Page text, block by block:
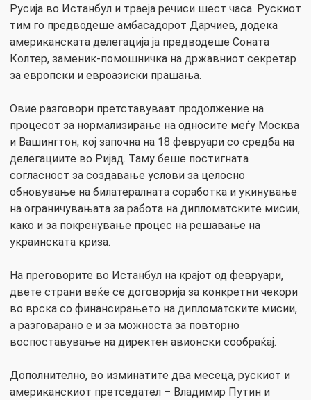
Русија во Истанбул и траеја речиси шест часа. Рускиот
тим го предводеше амбасадорот Дарчиев, додека
американската делегација ја предводеше Соната
Колтер, заменик-помошничка на државниот секретар
за европски и евроазиски прашања.
Овие разговори претставуваат продолжение на
процесот за нормализирање на односите меѓу Москва
и Вашингтон, кој започна на 18 февруари со средба на
делегациите во Ријад. Таму беше постигната
согласност за создавање услови за целосно
обновување на билатералната соработка и укинување
на ограничувањата за работа на дипломатските мисии,
како и за покренување процес на решавање на
украинската криза.
На преговорите во Истанбул на крајот од февруари,
двете страни веќе се договорија за конкретни чекори
во врска со финансирањето на дипломатските мисии,
а разговарано е и за можноста за повторно
воспоставување на директен авионски сообраќај.
Дополнително, во изминатите два месеца, рускиот и
американскиот претседател – Владимир Путин и